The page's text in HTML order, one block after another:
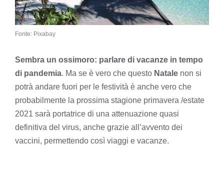
Fonte: Pixabay
Sembra un ossimoro: parlare di vacanze in tempo
di pandemia. Ma se è vero che questo Natale non si
potrà andare fuori per le festività è anche vero che
probabilmente la prossima stagione primavera /estate
2021 sarà portatrice di una attenuazione quasi
definitiva del virus, anche grazie all’avvento dei
vaccini, permettendo così viaggi e vacanze.